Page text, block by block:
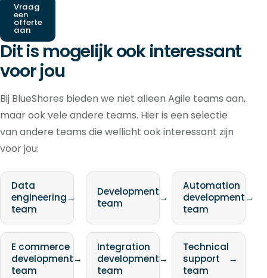
Vraag
een
offerte
aan
Dit is mogelijk ook interessant
voor jou
Bij BlueShores bieden we niet alleen Agile teams aan,
maar ook vele andere teams. Hier is een selectie
van andere teams die wellicht ook interessant zijn
voor jou:
Data
engineering
team
→
Development
team
→
Automation
development
team
→
E commerce
development
team
→
Integration
development
team
→
Technical
support
team
→